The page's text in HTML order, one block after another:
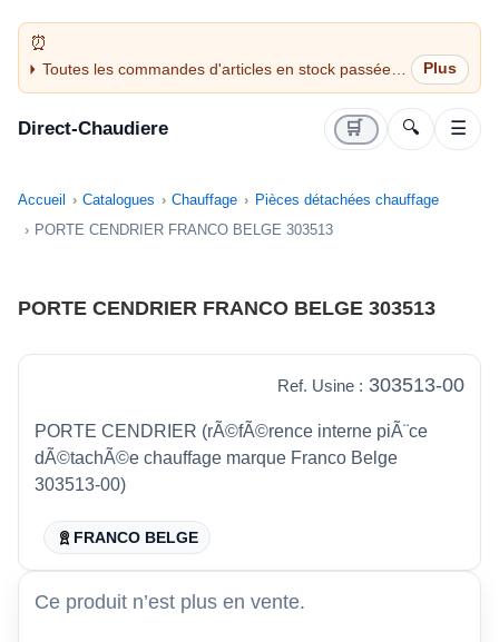
Toutes les commandes d'articles en stock passées
avant 14H sont expédiées le jour même (jours
Direct-Chaudiere 🛒 🔍 ☰
Accueil Catalogues Chauffage
Pièces détachées chauffage
PORTE CENDRIER FRANCO BELGE 303513
PORTE CENDRIER FRANCO BELGE 303513
Ref. Usine : 303513-00
PORTE CENDRIER (rÃ©fÃ©rence interne piÃ¨ce
dÃ©tachÃ©e chauffage marque Franco Belge
303513-00)
FRANCO BELGE
Ce produit n’est plus en vente.